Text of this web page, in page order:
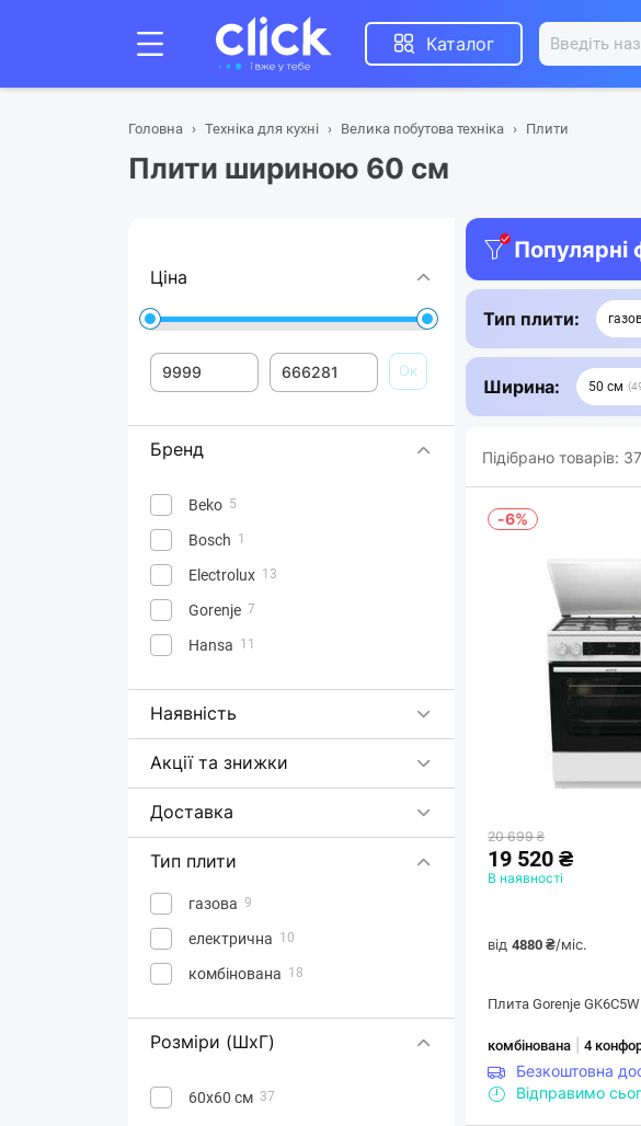
Каталог
Головна Техніка для кухні Велика побутова техніка Плити
Плити шириною 60 см
Ціна
Ок
Бренд
Beko 5
Bosch 1
Electrolux 13
Gorenje 7
Hansa 11
Наявність
Акції та знижки
Доставка
Тип плити
газова 9
електрична 10
комбінована 18
Розміри (ШхГ)
60х60 см 37
Популярні
Тип плити:
Ширина: 50 см
Підібрано товарів: 37
-6%
20 699 ₴
19 520 ₴
В наявності
від 4880 ₴/міс.
Плита Gorenje
комбінована 4
Безкоштовна
Відправимо